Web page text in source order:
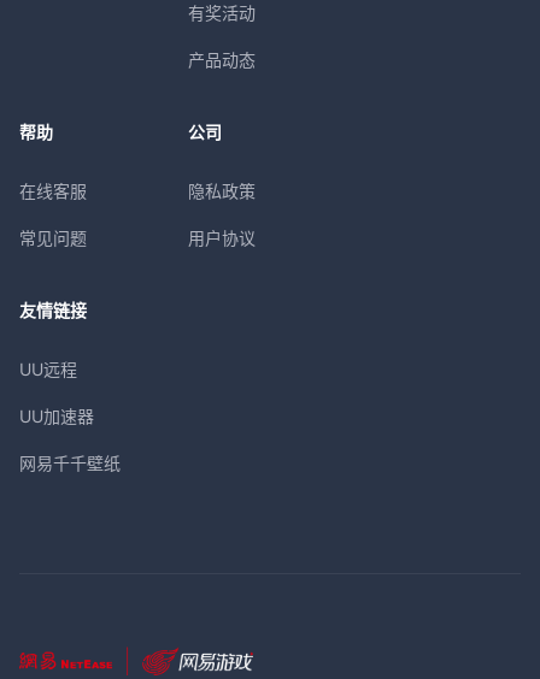
有奖活动
产品动态
帮助
在线客服
常见问题
公司
隐私政策
用户协议
友情链接
UU远程
UU加速器
网易千千壁纸